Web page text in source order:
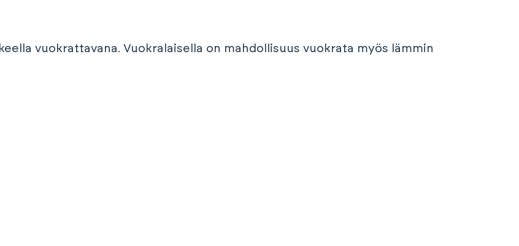
vuokrattavana. Vuokralaisella on mahdollisuus vuokrata myös lämmin